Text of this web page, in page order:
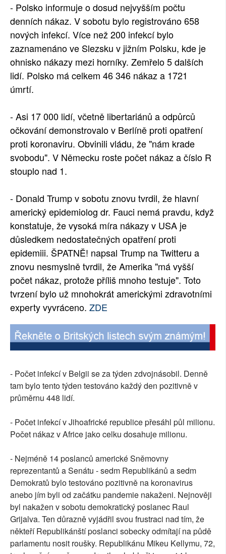
- Polsko informuje o dosud nejvyšším počtu
denních nákaz. V sobotu bylo registrováno 658
nových infekcí. Více než 200 infekcí bylo
zaznamenáno ve Slezsku v jižním Polsku, kde je
ohnisko nákazy mezi horníky. Zemřelo 5 dalších
lidí. Polsko má celkem 46 346 nákaz a 1721
úmrtí.
- Asi 17 000 lidí, včetně libertariánů a odpůrců
očkování demonstrovalo v Berlíně proti opatření
proti koronaviru. Obvinili vládu, že "nám krade
svobodu". V Německu roste počet nákaz a číslo R
stouplo nad 1.
- Donald Trump v sobotu znovu tvrdil, že hlavní
americký epidemiolog dr. Fauci nemá pravdu, když
konstatuje, že vysoká míra nákazy v USA je
důsledkem nedostatečných opatření proti
epidemiii. ŠPATNĚ! napsal Trump na Twitteru a
znovu nesmyslně tvrdil, že Amerika "má vyšší
počet nákaz, protože příliš mnoho testuje". Toto
tvrzení bylo už mnohokrát americkými zdravotními
experty vyvráceno. ZDE
- Počet infekcí v Belgii se za týden zdvojnásobil. Denně
tam bylo tento týden testováno každý den pozitivně v
průměrnu 448 lidí.
- Počet infekcí v Jihoafrické republice přesáhl půl milionu.
Počet nákaz v Africe jako celku dosahuje milionu.
- Nejméně 14 poslanců americké Sněmovny
reprezentantů a Senátu - sedm Republikánů a sedm
Demokratů bylo testováno pozitivně na koronavirus
anebo jím byli od začátku pandemie nakaženi. Nejnověji
byl nakažen v sobotu demokratický poslanec Raul
Grijalva. Ten důrazně vyjádřil svou frustraci nad tím, že
někteří Republikánští poslanci sobecky odmítají na půdě
parlamentu nosit roušky. Republikánu Mikeu Kellymu, 72,